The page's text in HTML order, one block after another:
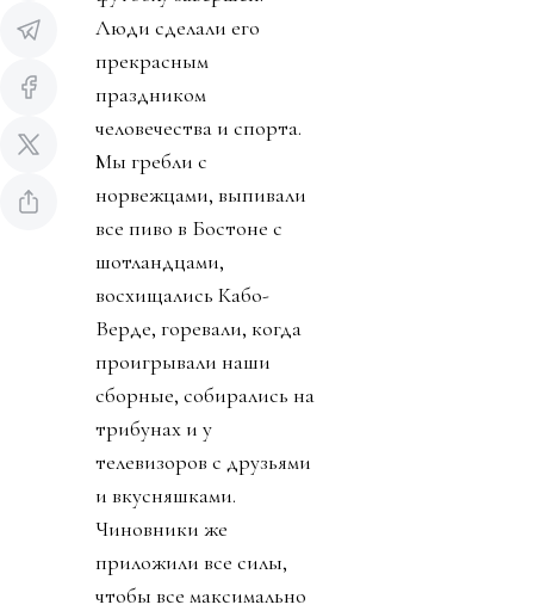
Люди сделали его
прекрасным
праздником
человечества и спорта.
Мы гребли с
норвежцами, выпивали
все пиво в Бостоне с
шотландцами,
восхищались Кабо-
Верде, горевали, когда
проигрывали наши
сборные, собирались на
трибунах и у
телевизоров с друзьями
и вкусняшками.
Чиновники же
приложили все силы,
чтобы все максимально